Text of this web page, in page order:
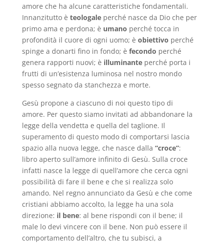
amore che ha alcune caratteristiche fondamentali.
Innanzitutto è teologaleperché nasce da Dio che per
primo ama e perdona; è umano perché tocca in
profondità il cuore di ogni uomo; è obiettivo perché
spinge a donarti fino in fondo; è fecondo perché
genera rapporti nuovi; è illuminanteperché porta i
frutti di un’esistenza luminosa nel nostro mondo
spesso segnato da stanchezza e morte.
Gesù propone a ciascuno di noi questo tipo di
amore. Per questo siamo invitati ad abbandonare la
legge della vendetta e quella del taglione. Il
superamento di questo modo di comportarsi lascia
spazio alla nuova legge, che nasce dalla “croce”:
libro aperto sull’amore infinito di Gesù. Sulla croce
infatti nasce la legge di quell’amore che cerca ogni
possibilità di fare il bene e che si realizza solo
amando. Nel regno annunciato da Gesù e che come
cristiani abbiamo accolto, la legge ha una sola
direzione: il bene: al bene rispondi con il bene; il
male lo devi vincere con il bene. Non può essere il
comportamento dell’altro, che tu subisci, a